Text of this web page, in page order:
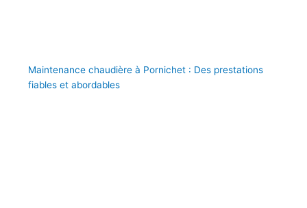
Maintenance chaudière à Pornichet : Des prestations
fiables et abordables